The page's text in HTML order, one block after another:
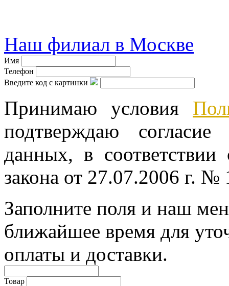
Наш филиал в Москве
Имя
Телефон
Введите код с картинки
Принимаю условия
подтверждаю
данных, в
закона от 27.07.2006 г.
Заполните поля и наш
ближайшее время для
оплаты и доставки.
Товар